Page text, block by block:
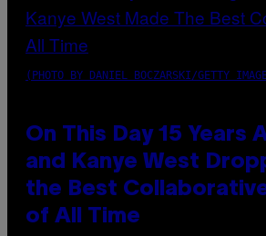
(PHOTO BY DANIEL BOCZARSKI/GETTY
On This Day 15 Years
and Kanye West
the Best
of All Time